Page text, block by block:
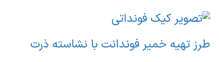
طرز تهیه خمیر فوندانت با نشاسته ذرت